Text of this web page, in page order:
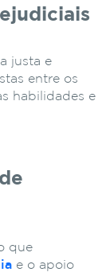
justa e
entre os
habilidades e
que
e o apoio